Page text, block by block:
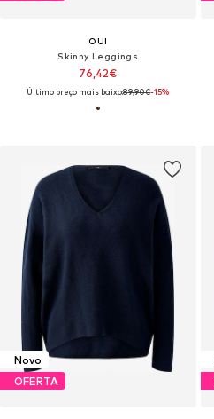
OUI
Skinny Leggings
76,42€
Último preço mais baixo:89,90€-15%
Novo
OFERTA